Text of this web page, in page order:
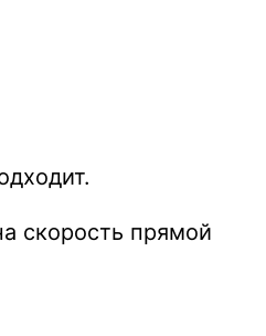
скорость прямой